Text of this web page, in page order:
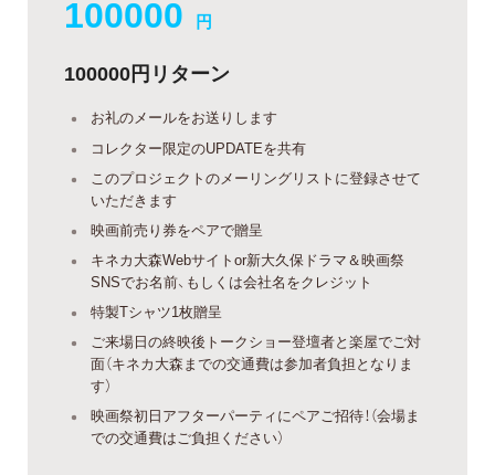
100000 円
100000円リターン
お礼のメールをお送りします
コレクター限定のUPDATEを共有
このプロジェクトのメーリングリストに登録させて
いただきます
映画前売り券をペアで贈呈
キネカ大森Webサイトor新大久保ドラマ＆映画祭
SNSでお名前、もしくは会社名をクレジット
特製Tシャツ1枚贈呈
ご来場日の終映後トークショー登壇者と楽屋でご対
面（キネカ大森までの交通費は参加者負担となりま
す）
映画祭初日アフターパーティにペアご招待！（会場ま
での交通費はご負担ください）